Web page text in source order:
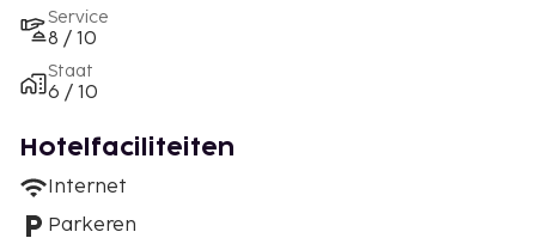
Service
8 / 10
Staat
6 / 10
Hotelfaciliteiten
Internet
Parkeren